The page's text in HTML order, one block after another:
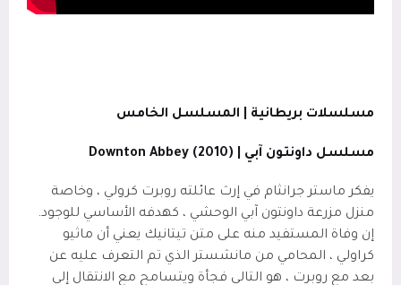
مسلسلات بريطانية | المسلسل الخامس
مسلسل داونتون آبي | (2010) Downton Abbey
يفكر ماستر جرانثام في إرث عائلته روبرت كرولي ، وخاصة
منزل مزرعة داونتون آبي الوحشي ، كهدفه الأساسي للوجود.
إن وفاة المستفيد منه على متن تيتانيك يعني أن ماثيو
كراولي ، المحامي من مانشستر الذي تم التعرف عليه عن
بعد مع روبرت ، هو التالي فجأة ويتسامح مع الانتقال إلى